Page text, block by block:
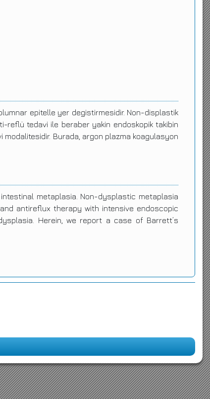
epitelle yer degistirmesidir. Non-displastik
reflü tedavi ile beraber yakin endoskopik takibin
Burada, argon plazma koagulasyon
metaplasia. Non-dysplastic metaplasia
antireflux therapy with intensive endoscopic
Herein, we report a case of Barrett’s